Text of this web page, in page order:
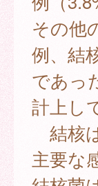
その他
例、結
であっ
計上し
結核
主要な